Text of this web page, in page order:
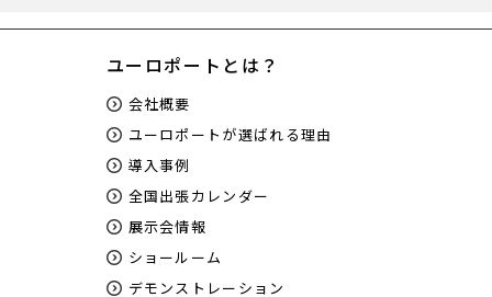
ユーロポートとは？
会社概要
ユーロポートが選ばれる理由
導入事例
全国出張カレンダー
展示会情報
ショールーム
デモンストレーション